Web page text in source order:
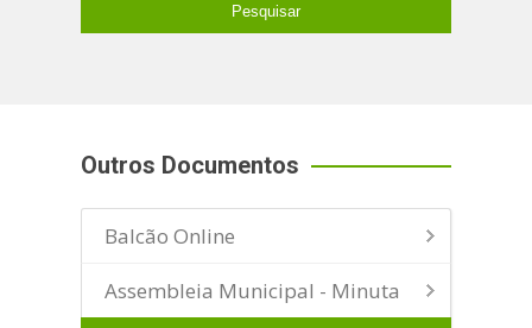
Outros Documentos
Balcão Online
Assembleia Municipal - Minuta